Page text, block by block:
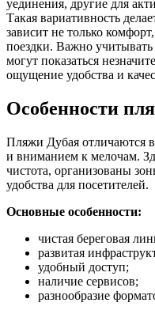
уединения, другие для
Такая вариативность
зависит не только
поездки. Важно учитывать
могут показаться
ощущение удобства и
Особенности
Пляжи Дубая отличаются
и вниманием к мелочам.
чистота, организованы
удобства для посетителей.
Основные особенности:
чистая береговая
развитая
удобный доступ;
наличие сервисов;
разнообразие